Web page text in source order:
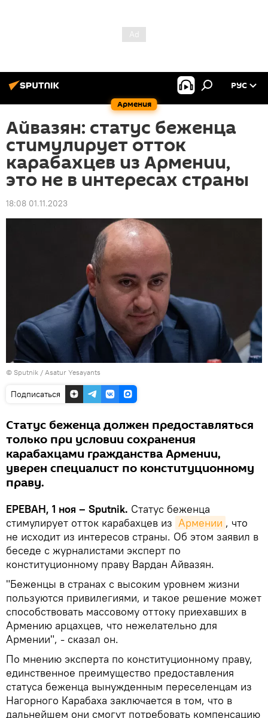
Армения
РУС
Айвазян: статус беженца
стимулирует отток
карабахцев из Армении,
это не в интересах страны
18:08 01.11.2023
© Sputnik / Asatur Yesayants
Подписаться
Статус беженца должен предоставляться
только при условии сохранения
карабахцами гражданства Армении,
уверен специалист по конституционному
праву.
ЕРЕВАН, 1 ноя – Sputnik. Статус беженца
стимулирует отток карабахцев из Армении , что
не исходит из интересов страны. Об этом заявил в
беседе с журналистами эксперт по
конституционному праву Вардан Айвазян.
"Беженцы в странах с высоким уровнем жизни
пользуются привилегиями, и такое решение может
способствовать массовому оттоку приехавших в
Армению арцахцев, что нежелательно для
Армении", - сказал он.
По мнению эксперта по конституционному праву,
единственное преимущество предоставления
статуса беженца вынужденным переселенцам из
Нагорного Карабаха заключается в том, что в
дальнейшем они смогут потребовать компенсацию